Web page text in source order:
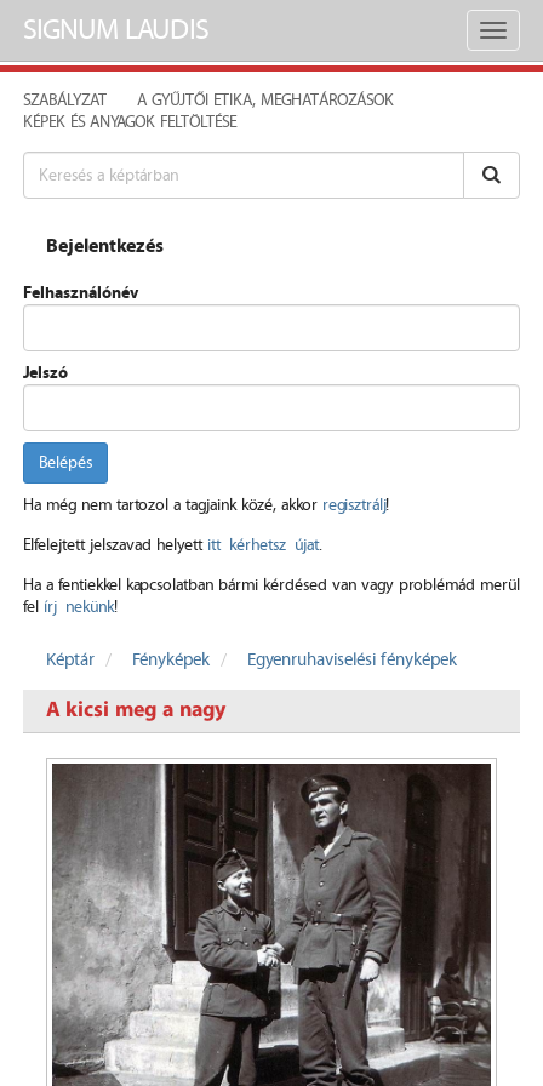
Toggle
SIGNUM LAUDIS
SZABÁLYZAT
A GYŰJTŐI ETIKA, MEGHATÁROZÁSOK
KÉPEK ÉS ANYAGOK FELTÖLTÉSE
Bejelentkezés
Felhasználónév
Jelszó
Belépés
Ha még nem tartozol a tagjaink közé, akkor regisztrálj!
Elfelejtett jelszavad helyett itt kérhetsz újat.
Ha a fentiekkel kapcsolatban bármi kérdésed van vagy problémád merül
fel írj nekünk!
Képtár Fényképek Egyenruhaviselési fényképek
A kicsi meg a nagy